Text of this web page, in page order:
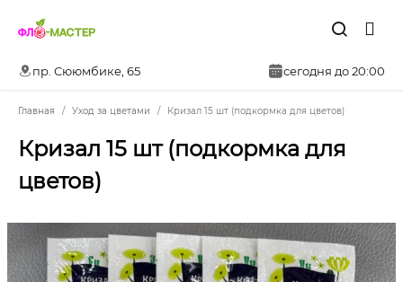
пр. Сююмбике, 65 сегодня до 20:00
Главная Уход за цветами Кризал 15 шт (подкормка для цветов)
Кризал 15 шт (подкормка для
цветов)